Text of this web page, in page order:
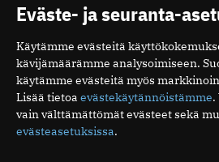
00510 Helsinki
puh. (09) 393 091
toimitus@potilaanlaakarilehti.fi
ISSN 2323-9476
Eväste- ja seuranta-
Käytämme evästeitä
kävijämäärämme analysoimiseen.
käytämme evästeitä myös
Lisää tietoa evästekäytännöistämme.
vain välttämättömät evästeet sekä
evästeasetuksissa.